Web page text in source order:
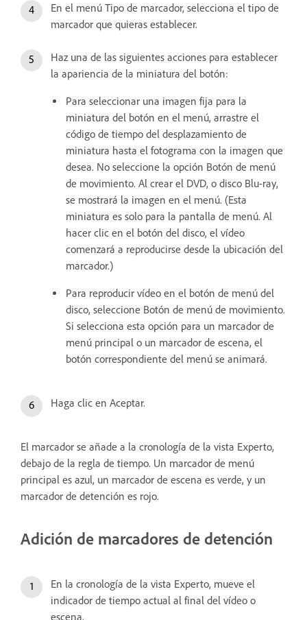
En el menú Tipo de marcador, selecciona el tipo de
marcador que quieras establecer.
Haz una de las siguientes acciones para establecer
la apariencia de la miniatura del botón:
Para seleccionar una imagen fija para la
miniatura del botón en el menú, arrastre el
código de tiempo del desplazamiento de
miniatura hasta el fotograma con la imagen que
desea. No seleccione la opción Botón de menú
de movimiento. Al crear el DVD, o disco Blu-ray,
se mostrará la imagen en el menú. (Esta
miniatura es solo para la pantalla de menú. Al
hacer clic en el botón del disco, el vídeo
comenzará a reproducirse desde la ubicación del
marcador.)
Para reproducir vídeo en el botón de menú del
disco, seleccione Botón de menú de movimiento.
Si selecciona esta opción para un marcador de
menú principal o un marcador de escena, el
botón correspondiente del menú se animará.
Haga clic en Aceptar.
El marcador se añade a la cronología de la vista Experto,
debajo de la regla de tiempo. Un marcador de menú
principal es azul, un marcador de escena es verde, y un
marcador de detención es rojo.
Adición de marcadores de detención
En la cronología de la vista Experto, mueve el
indicador de tiempo actual al final del vídeo o
escena.